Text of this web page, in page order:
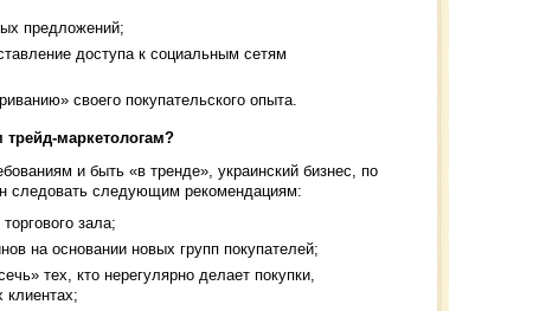
предложений;
доступа к социальным сетям
своего покупательского опыта.
трейд-маркетологам?
и быть «в тренде», украинский бизнес, по
следовать следующим рекомендациям:
зала;
на основании новых групп покупателей;
тех, кто нерегулярно делает покупки,
клиентах;